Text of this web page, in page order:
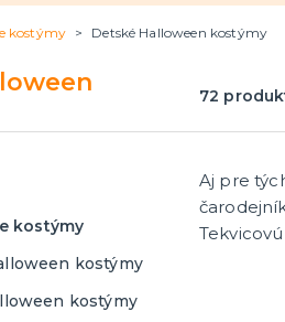
kostýmy
kostýmy
kostýmy
ďalšie
kostýmy Detské Halloween kostýmy
72
kostýmy
kostýmy
kostýmy
Aj pre